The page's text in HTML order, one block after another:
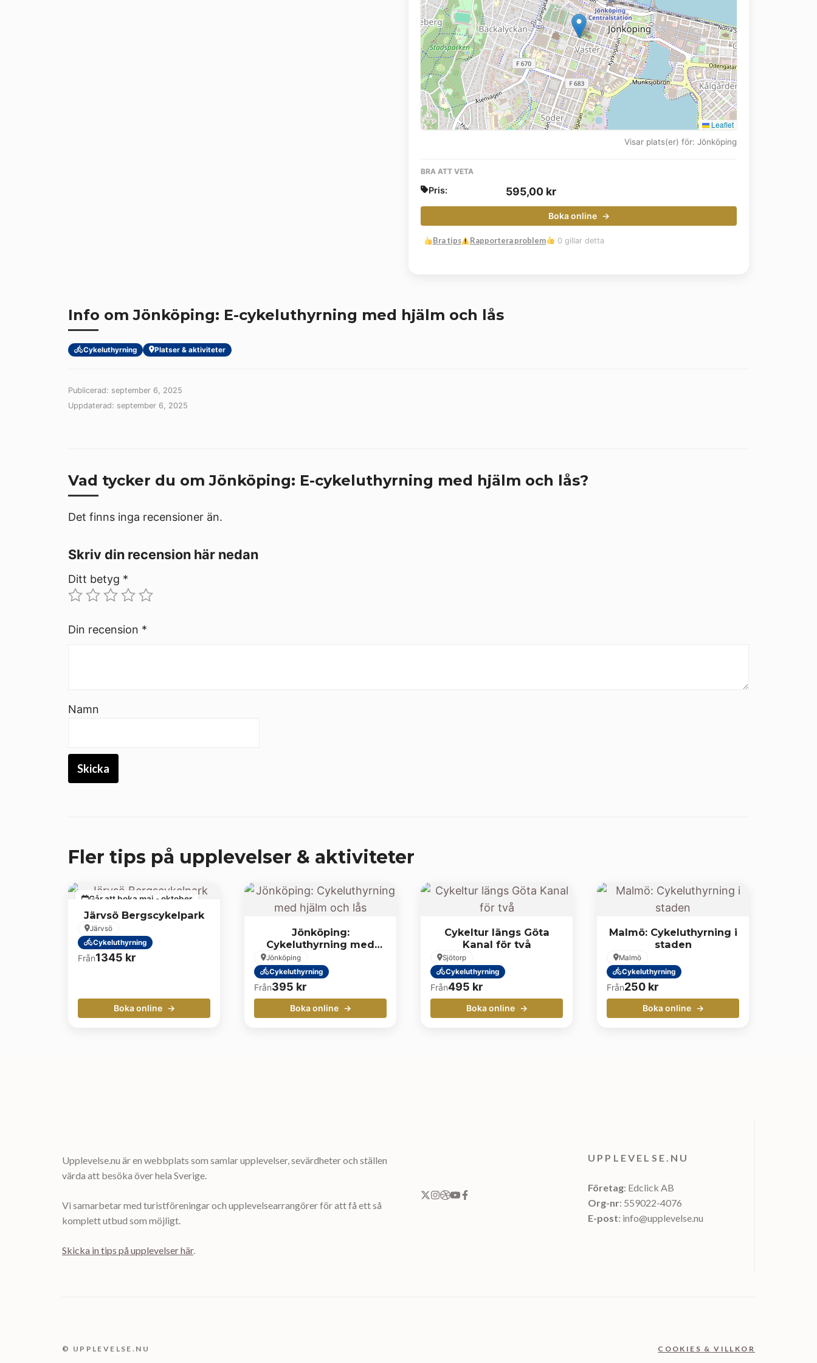
Leaflet
Visar plats(er) för: Jönköping
BRA ATT VETA
Pris: 595,00 kr
Boka online
Bra tips Rapportera problem 0 gillar detta
Info om Jönköping: E-cykeluthyrning med hjälm och lås
Cykeluthyrning Platser & aktiviteter
Publicerad: september 6, 2025
Uppdaterad: september 6, 2025
Vad tycker du om Jönköping: E-cykeluthyrning med hjälm och lås?
Det finns inga recensioner än.
Skriv din recension här nedan
Ditt betyg *
Din recension *
Namn
Fler tips på upplevelser & aktiviteter
Går att boka maj - oktober
Järvsö Bergscykelpark
Järvsö
Cykeluthyrning
Från1345 kr
Boka online
Jönköping:
Cykeluthyrning med
hjälm och lås
Jönköping
Cykeluthyrning
Från395 kr
Boka online
Cykeltur längs Göta
Kanal för två
Sjötorp
Cykeluthyrning
Från495 kr
Boka online
Malmö: Cykeluthyrning i
staden
Malmö
Cykeluthyrning
Från250 kr
Boka online
Upplevelse.nu är en webbplats som samlar upplevelser, sevärdheter och ställen
värda att besöka över hela Sverige.
Vi samarbetar med turistföreningar och upplevelsearrangörer för att få ett så
komplett utbud som möjligt.
Skicka in tips på upplevelser här.
UPPLEVELSE.NU
Företag: Edclick AB
Org-nr: 559022-4076
E-post: info@upplevelse.nu
© UPPLEVELSE.NU COOKIES & VILLKOR